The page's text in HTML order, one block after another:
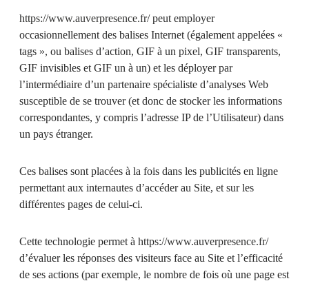
https://www.auverpresence.fr/peut employer
occasionnellement des balises Internet (également appelées «
tags », ou balises d’action, GIF à un pixel, GIF transparents,
GIF invisibles et GIF un à un) et les déployer par
l’intermédiaire d’un partenaire spécialiste d’analyses Web
susceptible de se trouver (et donc de stocker les informations
correspondantes, y compris l’adresse IP de l’Utilisateur) dans
un pays étranger.
Ces balises sont placées à la fois dans les publicités en ligne
permettant aux internautes d’accéder au Site, et sur les
différentes pages de celui-ci.
Cette technologie permet à https://www.auverpresence.fr/
d’évaluer les réponses des visiteurs face au Site et l’efficacité
de ses actions (par exemple, le nombre de fois où une page est